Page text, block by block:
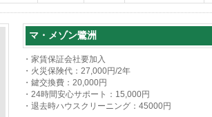
マ・メゾン鷺洲
・家賃保証会社要加入
・火災保険代：27,000円/2年
・鍵交換費：20,000円
・24時間安心サポート：15,000円
・退去時ハウスクリーニング：45000円